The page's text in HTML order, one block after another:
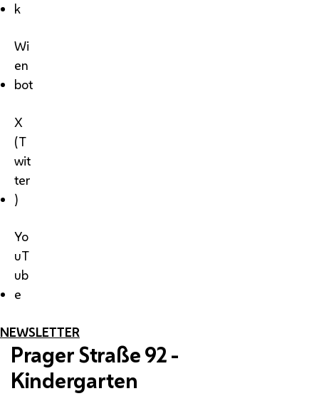
k
Wi
en
bot
X
(T
wit
ter
)
Yo
uT
ub
e
NEWSLETTER
Prager Straße 92 -
Kindergarten